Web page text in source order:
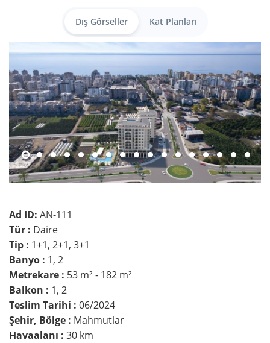
Dış Görseller Kat Planları
Ad ID: AN-111
Tür : Daire
Tip : 1+1, 2+1, 3+1
Banyo : 1, 2
Metrekare : 53 m² - 182 m²
Balkon : 1, 2
Teslim Tarihi : 06/2024
Şehir, Bölge : Mahmutlar
Havaalanı : 30 km